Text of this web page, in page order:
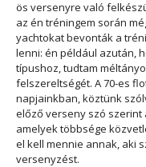
ös versenyre való
az én tréningem során
yachtokat bevonták a
lenni: én például azután,
típushoz, tudtam
felszereltségét. A 70-es
napjainkban, köztünk
előző verseny szó
amelyek többsége
el kell mennie annak, aki
versenyzést.